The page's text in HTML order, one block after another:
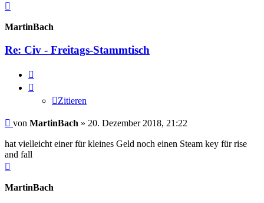
MartinBach
Re: Civ - Freitags-Stammtisch
Zitieren
Beitrag
von MartinBach » 20. Dezember 2018, 21:22
hat vielleicht einer für kleines Geld noch einen Steam key für rise
and fall
MartinBach